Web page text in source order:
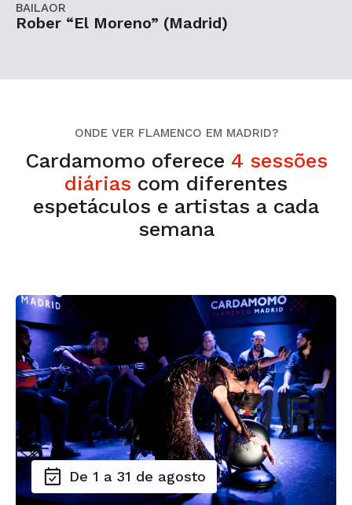
BAILAOR
Rober “El Moreno” (Madrid)
ONDE VER FLAMENCO EM MADRID?
Cardamomo oferece 4 sessões
diárias com diferentes
espetáculos e artistas a cada
semana
De 1 a 31 de agosto